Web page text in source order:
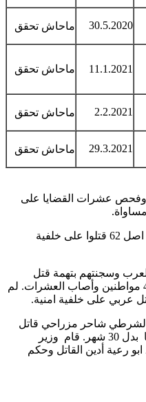
30.5.2020 ماحاش تحقق
11.1.2021 ماحاش تحقق
2.2.2021 ماحاش تحقق
29.3.2021 ماحاش تحقق
وفحص عشرات القضايا على
قتلت الشرطة 47 مواطن عربي من اصل 62 قتلوا على خلفية
وسجنتهم بتهمة قتل
الجندي المجرم نتان زاده الذي قتل 4 مواطنين وأصاب العشرات. لم
عربي على خلفية امنية.
شاحر مزراحي قاتل
محمود ابو سني سجنة 15 شهر فعليا بدل 30 شهر. قام وزير
رعية أدين القاتل وحكم